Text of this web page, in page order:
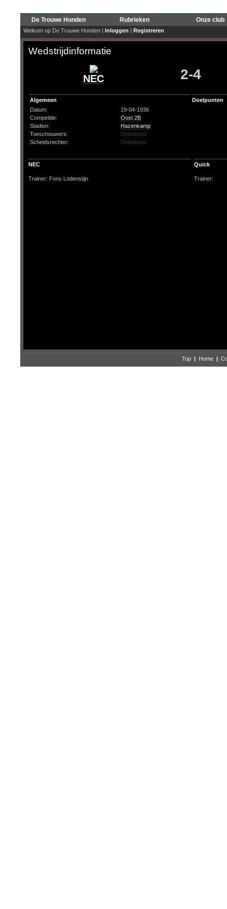
De Trouwe Honden Rubrieken Onze club
Welkom op De Trouwe Honden | Inloggen | Registreren
Wedstrijdinformatie
NEC 2-4
Algemeen
Datum:
19-04-1936
Competitie:
Oost 2B
Stadion:
Hazenkamp
Toeschouwers:
Onbekend
Scheidsrechter:
Onbekend
Doelpunten
NEC Quick
Trainer: Fons Lodenstijn Trainer:
Top | Home |